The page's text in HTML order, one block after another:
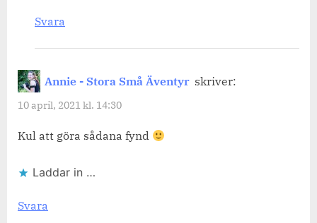
Svara
Annie - Stora Små Äventyr skriver:
10 april, 2021 kl. 14:30
Kul att göra sådana fynd
Laddar in …
Svara